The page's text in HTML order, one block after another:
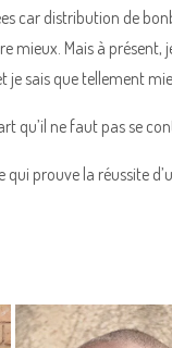
car distribution de
mieux. Mais à
je sais que tellement
qu’il ne faut pas se
prouve la réussite